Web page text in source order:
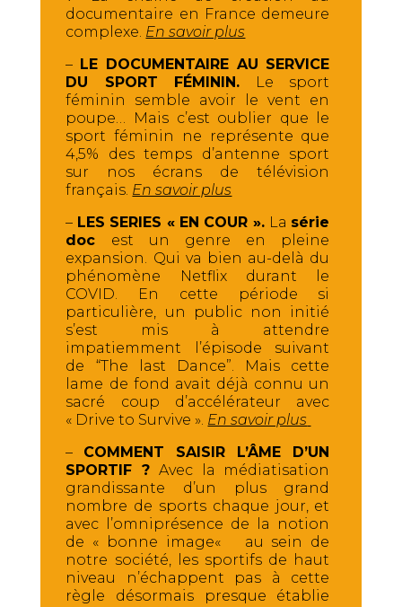
documentaire en France demeure
complexe. En savoir plus
– LE DOCUMENTAIRE AU SERVICE
DU SPORT FÉMININ. Le sport
féminin semble avoir le vent en
poupe… Mais c’est oublier que le
sport féminin ne représente que
4,5% des temps d’antenne sport
sur nos écrans de télévision
français. En savoir plus
– LES SERIES « EN COUR ». La série
doc est un genre en pleine
expansion. Qui va bien au-delà du
phénomène Netflix durant le
COVID. En cette période si
particulière, un public non initié
s’est mis à attendre
impatiemment l’épisode suivant
de “The last Dance”. Mais cette
lame de fond avait déjà connu un
sacré coup d’accélérateur avec
« Drive to Survive ». En savoir plus
– COMMENT SAISIR L’ÂME D’UN
SPORTIF ?Avec la médiatisation
grandissante d’un plus grand
nombre de sports chaque jour, et
avec l’omniprésence de la notion
de « bonne image« au sein de
notre société, les sportifs de haut
niveau n’échappent pas à cette
règle désormais presque établie